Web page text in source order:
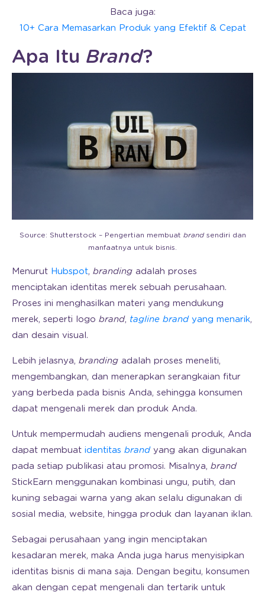
Baca juga:
10+ Cara Memasarkan Produk yang Efektif & Cepat
Apa Itu Brand?
Source: Shutterstock – Pengertian membuat brandsendiri dan
manfaatnya untuk bisnis.
Menurut Hubspot, branding adalah proses
menciptakan identitas merek sebuah perusahaan.
Proses ini menghasilkan materi yang mendukung
merek, seperti logo brand, tagline brandyang menarik,
dan desain visual.
Lebih jelasnya, branding adalah proses meneliti,
mengembangkan, dan menerapkan serangkaian fitur
yang berbeda pada bisnis Anda, sehingga konsumen
dapat mengenali merek dan produk Anda.
Untuk mempermudah audiens mengenali produk, Anda
dapat membuat identitas brandyang akan digunakan
pada setiap publikasi atau promosi. Misalnya, brand
StickEarn menggunakan kombinasi ungu, putih, dan
kuning sebagai warna yang akan selalu digunakan di
sosial media, website, hingga produk dan layanan iklan.
Sebagai perusahaan yang ingin menciptakan
kesadaran merek, maka Anda juga harus menyisipkan
identitas bisnis di mana saja. Dengan begitu, konsumen
akan dengan cepat mengenali dan tertarik untuk